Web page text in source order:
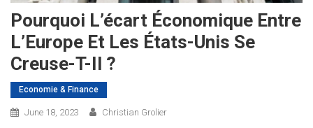
Pourquoi L’écart Économique Entre
L’Europe Et Les États-Unis Se
Creuse-T-Il ?
Economie & Finance
June 18, 2023 Christian Grolier